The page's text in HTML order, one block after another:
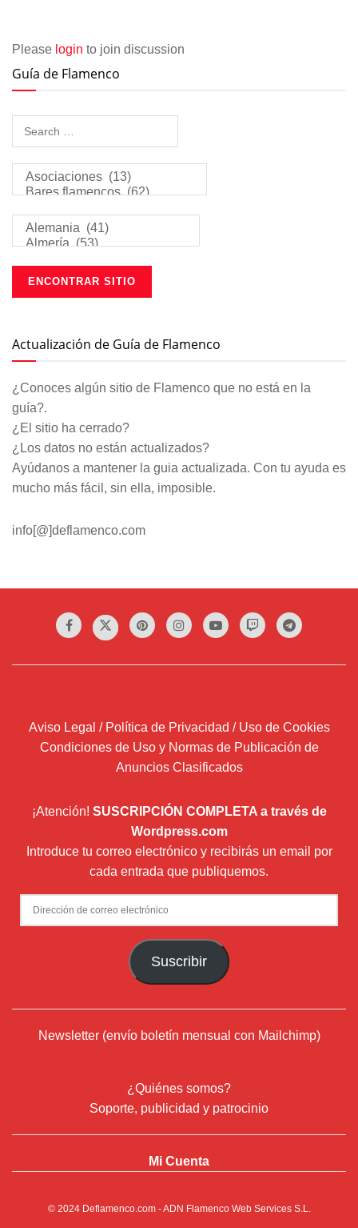
Please login to join discussion
Guía de Flamenco
Actualización de Guía de Flamenco
¿Conoces algún sitio de Flamenco que no está en la
guía?.
¿El sitio ha cerrado?
¿Los datos no están actualizados?
Ayúdanos a mantener la guia actualizada. Con tu ayuda es
mucho más fácil, sin ella, imposible.
info[@]deflamenco.com
Aviso Legal / Política de Privacidad / Uso de Cookies
Condiciones de Uso y Normas de Publicación de
Anuncios Clasificados
¡Atención! SUSCRIPCIÓN COMPLETA a través de
Wordpress.com
Introduce tu correo electrónico y recibirás un email por
cada entrada que publiquemos.
Dirección
de
Suscribir
Newsletter (envío boletín mensual con Mailchimp)
¿Quiénes somos?
Soporte, publicidad y patrocinio
Mi Cuenta
© 2024 Deflamenco.com- ADN Flamenco Web Services S.L.